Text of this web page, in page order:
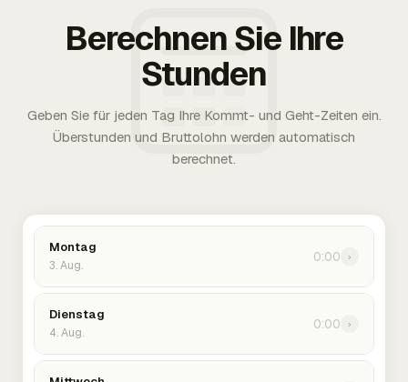
Berechnen Sie Ihre
Stunden
Geben Sie für jeden Tag Ihre Kommt- und Geht-Zeiten ein.
Überstunden und Bruttolohn werden automatisch
berechnet.
Montag
3. Aug.
0:00 ›
Dienstag
4. Aug.
0:00 ›